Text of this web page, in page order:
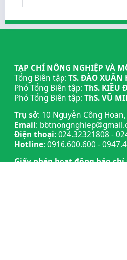
TẠP CHÍ NÔNG NGHIỆP VÀ
Tổng Biên tập:TS. ĐÀO XUÂN
Phó Tổng Biên tập: ThS. KIỀU
Phó Tổng Biên tập: ThS. VŨ
Trụ sở: 10 Nguyễn Công
Email:
Điện thoại:024.32321808 -
Hotline: 0916.600.600 -
Giấy phép hoạt động báo chí